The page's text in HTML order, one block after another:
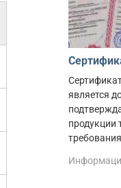
является
продукции